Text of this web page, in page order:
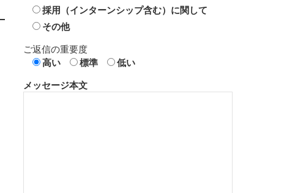
採用（インターンシップ含む）に関して
その他
ご返信の重要度
高い
標準 低い
メッセージ本文